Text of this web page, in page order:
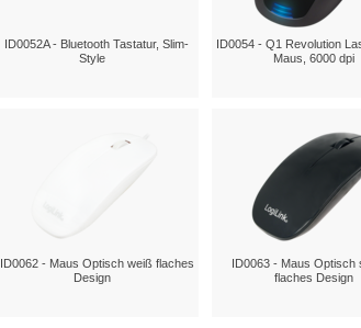
ID0052A - Bluetooth Tastatur, Slim-
Style
ID0054 - Q1 Revolution
Maus, 6000 dpi
ID0062 - Maus Optisch weiß flaches
Design
ID0063 - Maus Optisch
flaches Design